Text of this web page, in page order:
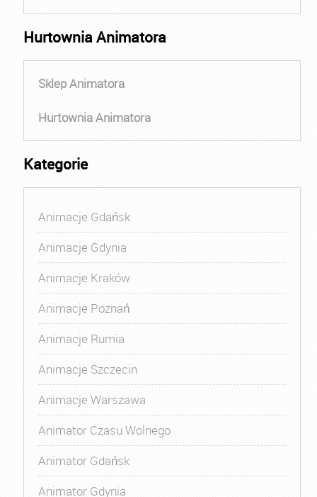
Hurtownia Animatora
Sklep Animatora
Hurtownia Animatora
Kategorie
Animacje Gdańsk
Animacje Gdynia
Animacje Kraków
Animacje Poznań
Animacje Rumia
Animacje Szczecin
Animacje Warszawa
Animator Czasu Wolnego
Animator Gdańsk
Animator Gdynia